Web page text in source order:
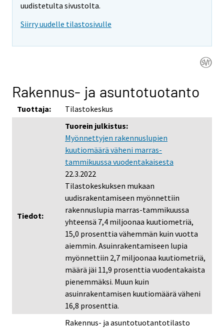
uudistetulta sivustolta.
Siirry uudelle tilastosivulle
Rakennus- ja asuntotuotanto
Tuottaja: Tilastokeskus
Tiedot:
Tuorein julkistus:
Myönnettyjen rakennuslupien
kuutiomäärä väheni marras-
tammikuussa vuodentakaisesta
22.3.2022
Tilastokeskuksen mukaan
uudisrakentamiseen myönnettiin
rakennuslupia marras-tammikuussa
yhteensä 7,4 miljoonaa kuutiometriä,
15,0 prosenttia vähemmän kuin vuotta
aiemmin. Asuinrakentamiseen lupia
myönnettiin 2,7 miljoonaa kuutiometriä,
määrä jäi 11,9 prosenttia vuodentakaista
pienemmäksi. Muun kuin
asuinrakentamisen kuutiomäärä väheni
16,8 prosenttia.
Rakennus- ja asuntotuotantotilasto